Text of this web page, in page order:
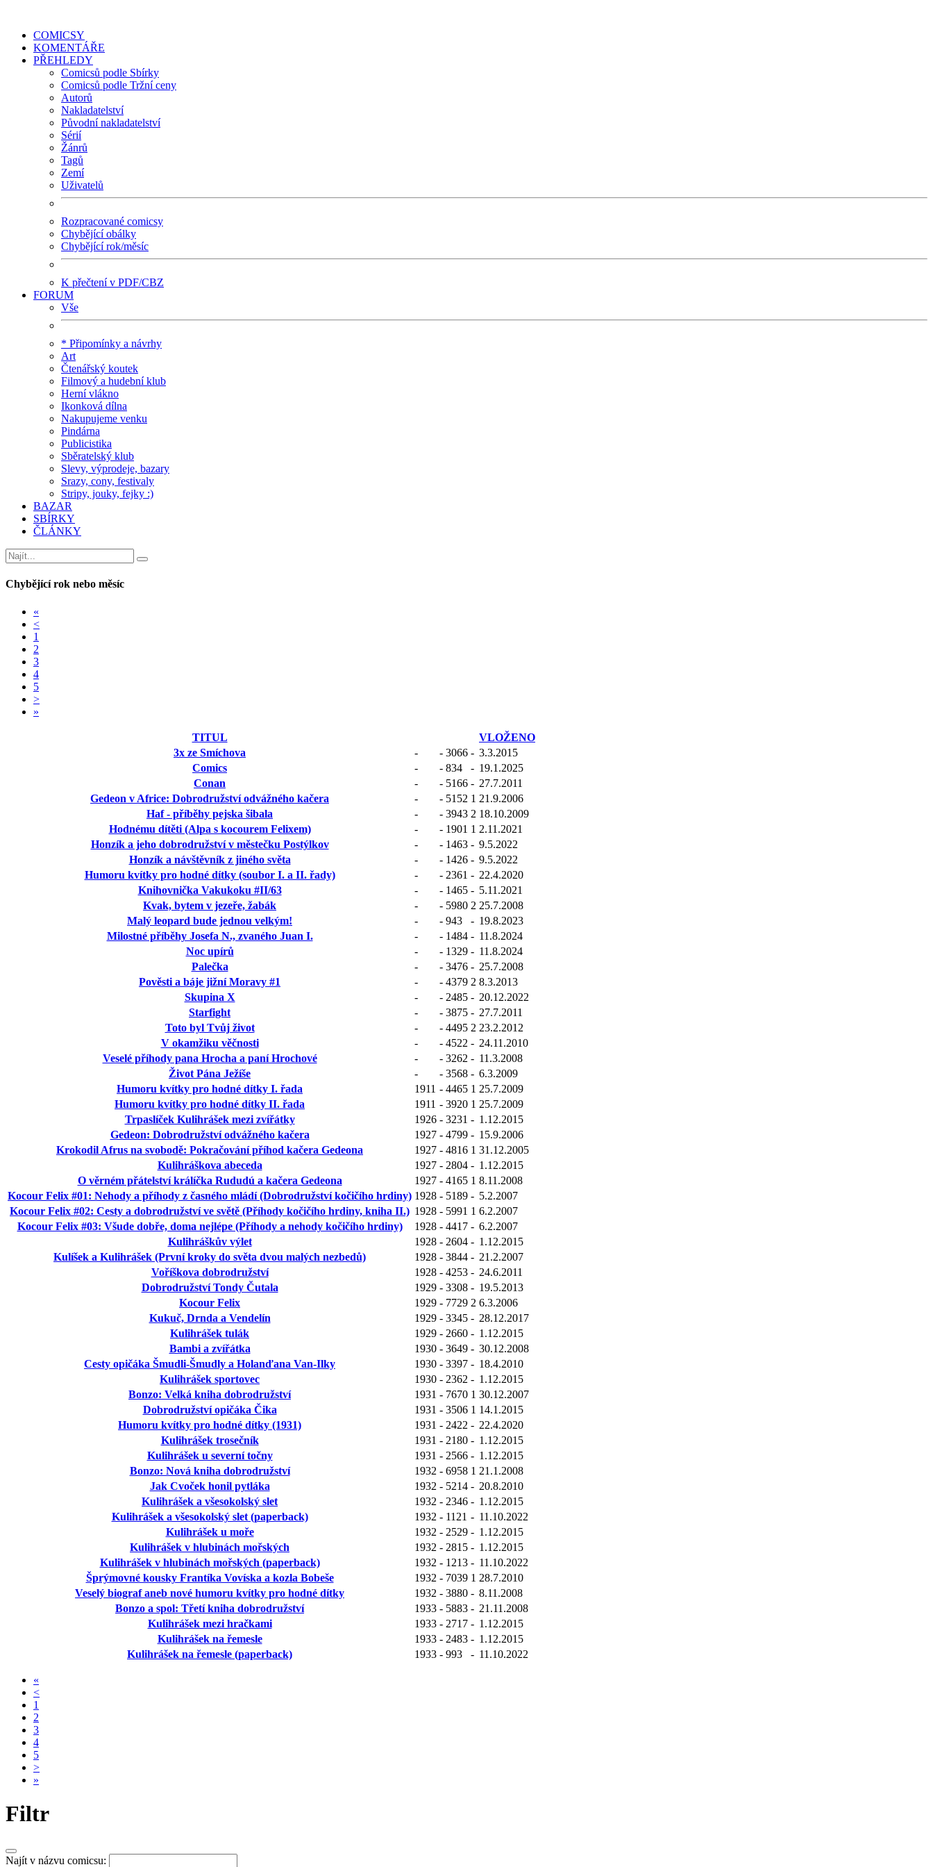
COMICSY
KOMENTÁŘE
PŘEHLEDY
Comicsů podle Sbírky
Comicsů podle Tržní ceny
Autorů
Nakladatelství
Původní nakladatelství
Sérií
Žánrů
Tagů
Zemí
Uživatelů
Rozpracované comicsy
Chybějící obálky
Chybějící rok/měsíc
K přečtení v PDF/CBZ
FORUM
Vše
* Připomínky a návrhy
Art
Čtenářský koutek
Filmový a hudební klub
Herní vlákno
Ikonková dílna
Nakupujeme venku
Pindárna
Publicistika
Sběratelský klub
Slevy, výprodeje, bazary
Srazy, cony, festivaly
Stripy, jouky, fejky :)
BAZAR
SBÍRKY
ČLÁNKY
Chybějící rok nebo měsíc
«
<
1
2
3
4
5
>
»
TITUL
VLOŽENO
3x ze Smíchova
- - 3066 - 3.3.2015
Comics
- - 834 - 19.1.2025
Conan
- - 5166 - 27.7.2011
Gedeon v Africe: Dobrodružství odvážného kačera
- - 5152 1 21.9.2006
Haf - příběhy pejska šibala
- - 3943 2 18.10.2009
Hodnému dítěti (Alpa s kocourem Felixem)
- - 1901 1 2.11.2021
Honzík a jeho dobrodružství v městečku Postýlkov
- - 1463 - 9.5.2022
Honzík a návštěvník z jiného světa
- - 1426 - 9.5.2022
Humoru kvítky pro hodné dítky (soubor I. a II. řady)
- - 2361 - 22.4.2020
Knihovnička Vakukoku #II/63
- - 1465 - 5.11.2021
Kvak, bytem v jezeře, žabák
- - 5980 2 25.7.2008
Malý leopard bude jednou velkým!
- - 943 - 19.8.2023
Milostné příběhy Josefa N., zvaného Juan I.
- - 1484 - 11.8.2024
Noc upírů
- - 1329 - 11.8.2024
Palečka
- - 3476 - 25.7.2008
Pověsti a báje jižní Moravy #1
- - 4379 2 8.3.2013
Skupina X
- - 2485 - 20.12.2022
Starfight
- - 3875 - 27.7.2011
Toto byl Tvůj život
- - 4495 2 23.2.2012
V okamžiku věčnosti
- - 4522 - 24.11.2010
Veselé příhody pana Hrocha a paní Hrochové
- - 3262 - 11.3.2008
Život Pána Ježíše
- - 3568 - 6.3.2009
Humoru kvítky pro hodné dítky I. řada
1911 - 4465 1 25.7.2009
Humoru kvítky pro hodné dítky II. řada
1911 - 3920 1 25.7.2009
Trpaslíček Kulihrášek mezi zvířátky
1926 - 3231 - 1.12.2015
Gedeon: Dobrodružství odvážného kačera
1927 - 4799 - 15.9.2006
Krokodil Afrus na svobodě: Pokračování příhod kačera Gedeona
1927 - 4816 1 31.12.2005
Kulihráškova abeceda
1927 - 2804 - 1.12.2015
O věrném přátelství králíčka Rududú a kačera Gedeona
1927 - 4165 1 8.11.2008
Kocour Felix #01: Nehody a příhody z časného mládí (Dobrodružství kočičího hrdiny) 1928 - 5189 - 5.2.2007
Kocour Felix #02: Cesty a dobrodružství ve světě (Příhody kočičího hrdiny, kniha II.) 1928 - 5991 1 6.2.2007
Kocour Felix #03: Všude dobře, doma nejlépe (Příhody a nehody kočičího hrdiny)
1928 - 4417 - 6.2.2007
Kulihráškův výlet
1928 - 2604 - 1.12.2015
Kulíšek a Kulihrášek (První kroky do světa dvou malých nezbedů)
1928 - 3844 - 21.2.2007
Voříškova dobrodružství
1928 - 4253 - 24.6.2011
Dobrodružství Tondy Čutala
1929 - 3308 - 19.5.2013
Kocour Felix
1929 - 7729 2 6.3.2006
Kukuč, Drnda a Vendelín
1929 - 3345 - 28.12.2017
Kulihrášek tulák
1929 - 2660 - 1.12.2015
Bambi a zvířátka
1930 - 3649 - 30.12.2008
Cesty opičáka Šmudli-Šmudly a Holanďana Van-Ilky
1930 - 3397 - 18.4.2010
Kulihrášek sportovec
1930 - 2362 - 1.12.2015
Bonzo: Velká kniha dobrodružství
1931 - 7670 1 30.12.2007
Dobrodružství opičáka Čika
1931 - 3506 1 14.1.2015
Humoru kvítky pro hodné dítky (1931)
1931 - 2422 - 22.4.2020
Kulihrášek trosečník
1931 - 2180 - 1.12.2015
Kulihrášek u severní točny
1931 - 2566 - 1.12.2015
Bonzo: Nová kniha dobrodružství
1932 - 6958 1 21.1.2008
Jak Cvoček honil pytláka
1932 - 5214 - 20.8.2010
Kulihrášek a všesokolský slet
1932 - 2346 - 1.12.2015
Kulihrášek a všesokolský slet (paperback)
1932 - 1121 - 11.10.2022
Kulihrášek u moře
1932 - 2529 - 1.12.2015
Kulihrášek v hlubinách mořských
1932 - 2815 - 1.12.2015
Kulihrášek v hlubinách mořských (paperback)
1932 - 1213 - 11.10.2022
Šprýmovné kousky Frantíka Vovíska a kozla Bobeše
1932 - 7039 1 28.7.2010
Veselý biograf aneb nové humoru kvítky pro hodné dítky
1932 - 3880 - 8.11.2008
Bonzo a spol: Třetí kniha dobrodružství
1933 - 5883 - 21.11.2008
Kulihrášek mezi hračkami
1933 - 2717 - 1.12.2015
Kulihrášek na řemesle
1933 - 2483 - 1.12.2015
Kulihrášek na řemesle (paperback)
1933 - 993 - 11.10.2022
«
<
1
2
3
4
5
>
»
Filtr
Najít v názvu comicsu: